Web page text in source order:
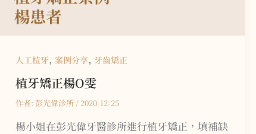
人工植牙, 案例分享, 牙齒矯正
植牙矯正楊O雯
作者: 彭光偉診所 / 2020-12-25
楊小姐在彭光偉牙醫診所進行植牙矯正，填補缺